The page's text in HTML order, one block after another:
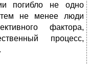
погибло не одно
тем не менее люди
фактора,
процесс,